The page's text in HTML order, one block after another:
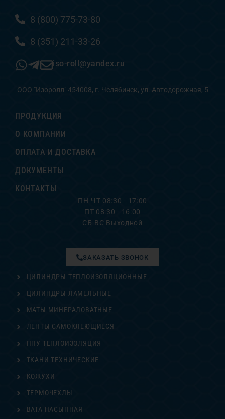
8 (800) 775-73-80
8 (351) 211-33-26
iso-roll@yandex.ru
ООО "Изоролл" 454008, г. Челябинск, ул. Автодорожная, 5
ПРОДУКЦИЯ
О КОМПАНИИ
ОПЛАТА И ДОСТАВКА
ДОКУМЕНТЫ
КОНТАКТЫ
ПН-ЧТ 08:30 - 17:00
ПТ 08:30 - 16:00
СБ-ВС Выходной
ЦИЛИНДРЫ ТЕПЛОИЗОЛЯЦИОННЫЕ
ЦИЛИНДРЫ ЛАМЕЛЬНЫЕ
МАТЫ МИНЕРАЛОВАТНЫЕ
ЛЕНТЫ САМОКЛЕЮЩИЕСЯ
ППУ ТЕПЛОИЗОЛЯЦИЯ
ТКАНИ ТЕХНИЧЕСКИЕ
ЗАКАЗАТЬ ЗВОНОК
КОЖУХИ
ТЕРМОЧЕХЛЫ
ВАТА НАСЫПНАЯ